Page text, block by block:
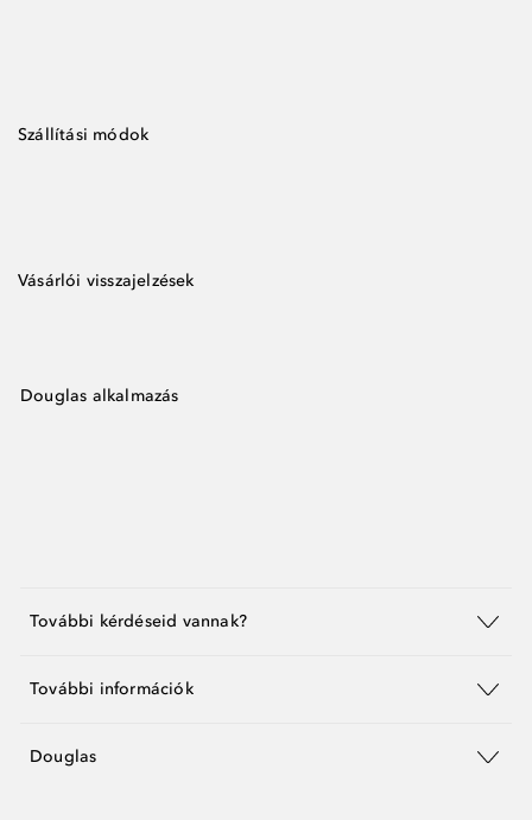
Szállítási módok
Vásárlói visszajelzések
Douglas alkalmazás
További kérdéseid vannak?
További információk
Douglas